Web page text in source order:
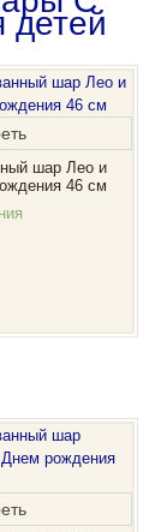
шар Лео и
46 см